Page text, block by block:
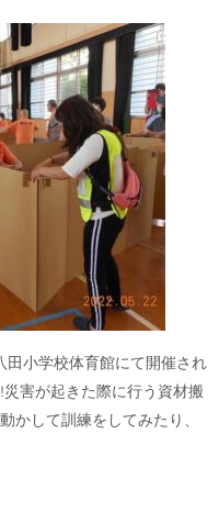
田小学校体育館にて開催され
害が起きた際に行う資材搬
かして訓練をしてみたり、